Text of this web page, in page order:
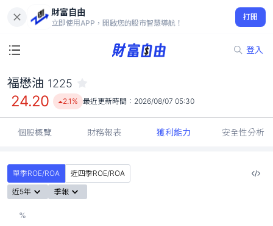
財富自由
立即使用APP，開啟您的股市智慧導航！
打開
登入
24.20
2.1%
福懋油 1225
24.20 2.1% 最近更新時間： 2026/08/07 05:30
個股概覽 財務報表 獲利能力 安全性分析
單季ROE/ROA
近四季ROE/ROA
近5年
季報